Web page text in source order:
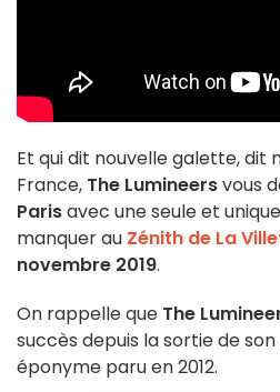
Et qui dit nouvelle galette, dit
France, The Lumineersvous
Parisavec une seule et
manquer au Zénith de La
novembre 2019.
On rappelle que The
succès depuis la sortie de
éponyme paru en 2012.